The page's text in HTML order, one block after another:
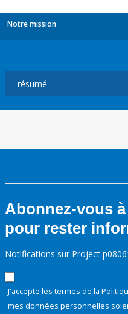
Notre mission
Abonnez-vous
pour rester
Notifications sur Project
J'accepte les termes de la
mes données personnelles